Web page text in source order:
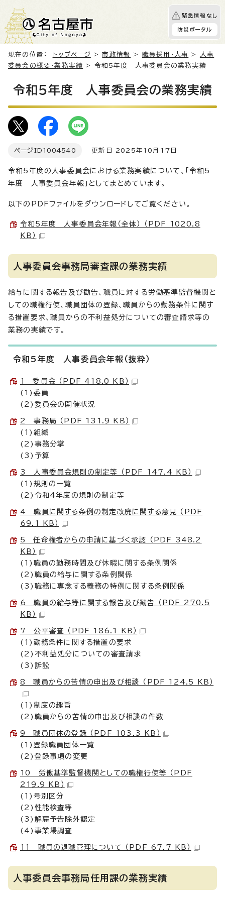
緊急情報なし
防災ポータル
現在の位置： トップページ >市政情報 > 職員採用・人事 >
人事
委員会の概要・業務実績 > 令和5年度 人事委員会の業務実績
令和5年度 人事委員会の業務実績
ページID 1004540 更新日 2025年10月17日
令和5年度の人事委員会における業務実績について、「令和5
年度 人事委員会年報」としてまとめています。
以下のPDFファイルをダウンロードしてご覧ください。
令和5年度 人事委員会年報（全体） （PDF 1020.8
KB）
人事委員会事務局審査課の業務実績
給与に関する報告及び勧告、職員に対する労働基準監督機関と
しての職権行使、職員団体の登録、職員からの勤務条件に関す
る措置要求、職員からの不利益処分についての審査請求等の
業務の実績です。
令和5年度 人事委員会年報（抜粋）
1 委員会 （PDF 418.0 KB）
(1)委員
(2)委員会の開催状況
2 事務局 （PDF 131.9 KB）
(1)組織
(2)事務分掌
(3)予算
3 人事委員会規則の制定等 （PDF 147.4 KB）
(1)規則の一覧
(2)令和4年度の規則の制定等
4 職員に関する条例の制定改廃に関する意見 （PDF
69.1 KB）
5 任命権者からの申請に基づく承認 （PDF 348.2
KB）
(1)職員の勤務時間及び休暇に関する条例関係
(2)職員の給与に関する条例関係
(3)職務に専念する義務の特例に関する条例関係
6 職員の給与等に関する報告及び勧告 （PDF 270.5
KB）
7 公平審査 （PDF 186.1 KB）
(1)勤務条件に関する措置の要求
(2)不利益処分についての審査請求
(3)訴訟
8 職員からの苦情の申出及び相談 （PDF 124.5 KB）
(1)制度の趣旨
(2)職員からの苦情の申出及び相談の件数
9 職員団体の登録 （PDF 103.3 KB）
(1)登録職員団体一覧
(2)登録事項の変更
10 労働基準監督機関としての職権行使等 （PDF
219.9 KB）
(1)号別区分
(2)性能検査等
(3)解雇予告除外認定
(4)事業場調査
11 職員の退職管理について （PDF 67.7 KB）
人事委員会事務局任用課の業務実績